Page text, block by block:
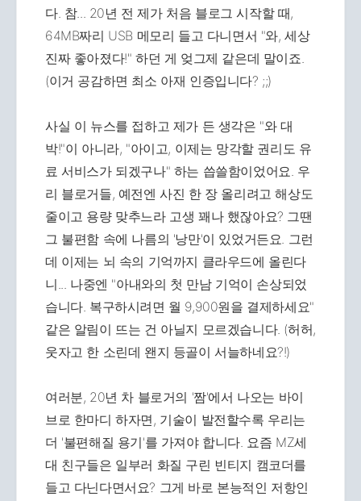
다. 참... 20년 전 제가 처음 블로그 시작할 때,
64MB짜리 USB 메모리 들고 다니면서 "와, 세상
진짜 좋아졌다!" 하던 게 엊그제 같은데 말이죠.
(이거 공감하면 최소 아재 인증입니다? ;;)
사실 이 뉴스를 접하고 제가 든 생각은 "와 대
박!"이 아니라, "아이고, 이제는 망각할 권리도 유
료 서비스가 되겠구나" 하는 씁쓸함이었어요. 우
리 블로거들, 예전엔 사진 한 장 올리려고 해상도
줄이고 용량 맞추느라 고생 꽤나 했잖아요? 그땐
그 불편함 속에 나름의 '낭만'이 있었거든요. 그런
데 이제는 뇌 속의 기억까지 클라우드에 올린다
니... 나중엔 "아내와의 첫 만남 기억이 손상되었
습니다. 복구하시려면 월 9,900원을 결제하세요"
같은 알림이 뜨는 건 아닐지 모르겠습니다. (허허,
웃자고 한 소린데 왠지 등골이 서늘하네요?!)
여러분, 20년 차 블로거의 '짬'에서 나오는 바이
브로 한마디 하자면, 기술이 발전할수록 우리는
더 '불편해질 용기'를 가져야 합니다. 요즘 MZ세
대 친구들은 일부러 화질 구린 빈티지 캠코더를
들고 다닌다면서요? 그게 바로 본능적인 저항인